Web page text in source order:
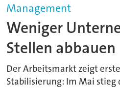
Management
Weniger
Stellen abbauen
Der Arbeitsmarkt zeigt
Stabilisierung: Im Mai stieg